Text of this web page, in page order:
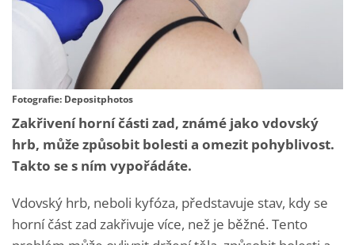
Fotografie: Depositphotos
Zakřivení horní části zad, známé jako vdovský
hrb, může způsobit bolesti a omezit pohyblivost.
Takto se s ním vypořádáte.
Vdovský hrb, neboli kyfóza, představuje stav, kdy se
horní část zad zakřivuje více, než je běžné. Tento